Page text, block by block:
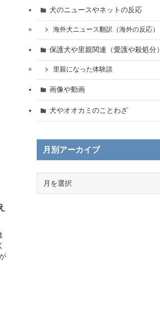
犬のニュースやネットの反応
海外犬ニュース翻訳（海外の反応）
保護犬や里親関連（愛護や殺処分）
里親になった体験談
画像や動画
犬やオオカミのことわざ
月別アーカイブ